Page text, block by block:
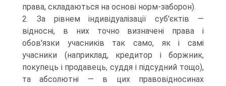
права, складаються на основі норм-заборон).
2. За рівнем індивідуалізації суб'єктів —
відносні, в них точно визначені права і
обов'язки учасників так само, як і самі
учасники (наприклад, кредитор і боржник,
покупець і продавець, суддя і підсудний тощо),
та абсолютні — в цих правовідносинах